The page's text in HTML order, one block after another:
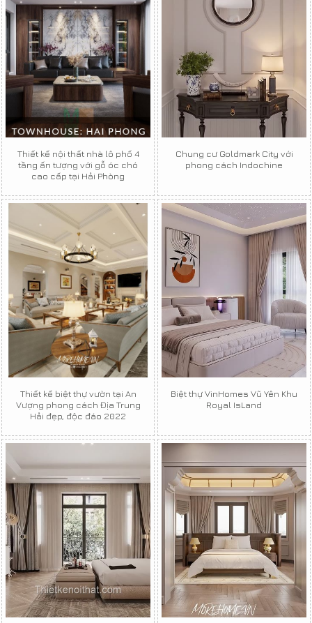
Thiết kế nội thất nhà lô phố 4
tầng ấn tượng với gỗ óc chó
cao cấp tại Hải Phòng
Chung cư Goldmark City với
phong cách Indochine
Thiết kế biệt thự vườn tại An
Vượng phong cách Địa Trung
Hải đẹp, độc đáo 2022
Biệt thự VinHomes Vũ Yên Khu
Royal IsLand